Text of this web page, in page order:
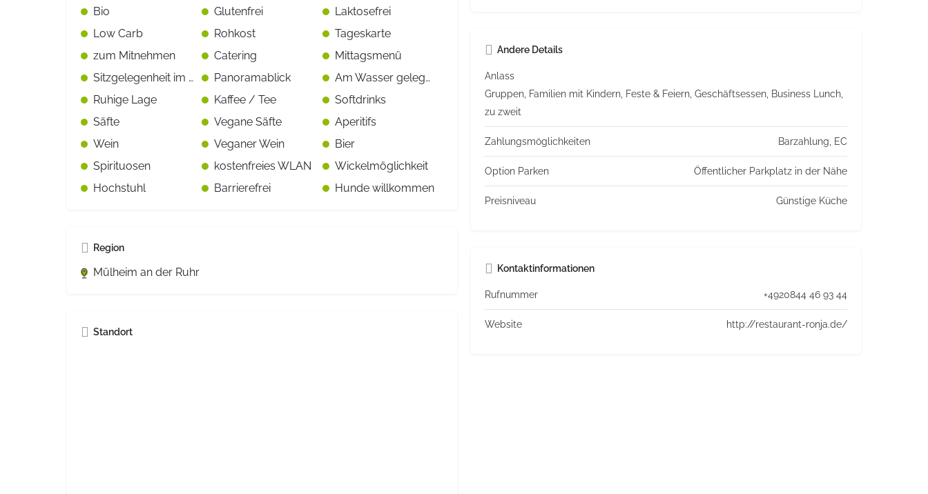
Bio
Glutenfrei
Laktosefrei
Low Carb
Rohkost
Tageskarte
zum Mitnehmen
Catering
Mittagsmenü
Sitzgelegenheit im Freien
Panoramablick
Am Wasser gelegen
Ruhige Lage
Kaffee / Tee
Softdrinks
Säfte
Vegane Säfte
Aperitifs
Wein
Veganer Wein
Bier
Spirituosen
kostenfreies WLAN
Wickelmöglichkeit
Hochstuhl
Barrierefrei Hunde willkommen
Region
Mülheim an der Ruhr
Standort
Andere Details
Anlass
Gruppen, Familien mit Kindern, Feste & Feiern, Geschäftsessen, Business Lunch,
zu zweit
Zahlungsmöglichkeiten Barzahlung, EC
Option Parken Öffentlicher Parkplatz in der Nähe
Preisniveau Günstige Küche
Kontaktinformationen
Rufnummer +4920844 46 93 44
Website http://restaurant-ronja.de/